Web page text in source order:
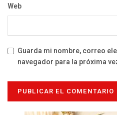
Web
Guarda mi nombre, correo
navegador para la próxima